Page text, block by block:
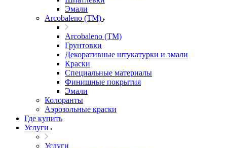
Эмали
Arcobaleno (ТМ)
Arcobaleno (ТМ)
Грунтовки
Декоративные штукатурки и эмали
Краски
Специальные материалы
Финишные покрытия
Эмали
Колоранты
Аэрозольные краски
Где купить
Услуги
Услуги